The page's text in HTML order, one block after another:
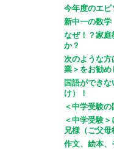
今年度のエピ
新中一の数学
なぜ！？家庭
か？
次のような方
業＞をお勧め
国語ができ
け）！
＜中学受験の
＜中学受験
兄様（ご父母
作文、絵本、